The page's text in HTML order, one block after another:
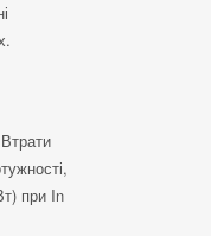
Втрати
при In